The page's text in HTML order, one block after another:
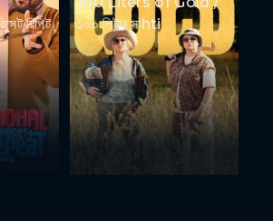
রিপিট
১০০ লিটার সাhti